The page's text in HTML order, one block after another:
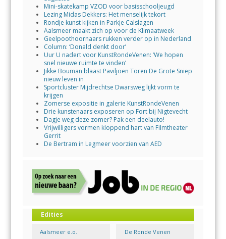
Mini-skatekamp VZOD voor basisschooljeugd
Lezing Midas Dekkers: Het menselijk tekort
Rondje kunst kijken in Parkje Calslagen
Aalsmeer maakt zich op voor de Klimaatweek
Geelpoothoornaars rukken verder op in Nederland
Column: ‘Donald denkt door’
Uur U nadert voor KunstRondeVenen: ‘We hopen
snel nieuwe ruimte te vinden’
Jikke Bouman blaast Paviljoen Toren De Grote Sniep
nieuw leven in
Sportcluster Mijdrechtse Dwarsweg lijkt vorm te
krijgen
Zomerse expositie in galerie KunstRondeVenen
Drie kunstenaars exposeren op Fort bij Nigtevecht
Dagje weg deze zomer? Pak een deelauto!
Vrijwilligers vormen kloppend hart van Filmtheater
Gerrit
De Bertram in Legmeer voorzien van AED
Edities
Aalsmeer e.o. De Ronde Venen